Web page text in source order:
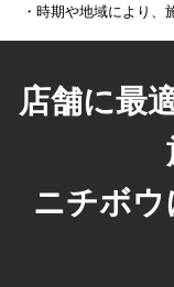
・時期や地域により、
店舗に最
ニチボ